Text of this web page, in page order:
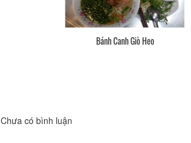
Bánh Canh Giò Heo
Chưa có bình luận